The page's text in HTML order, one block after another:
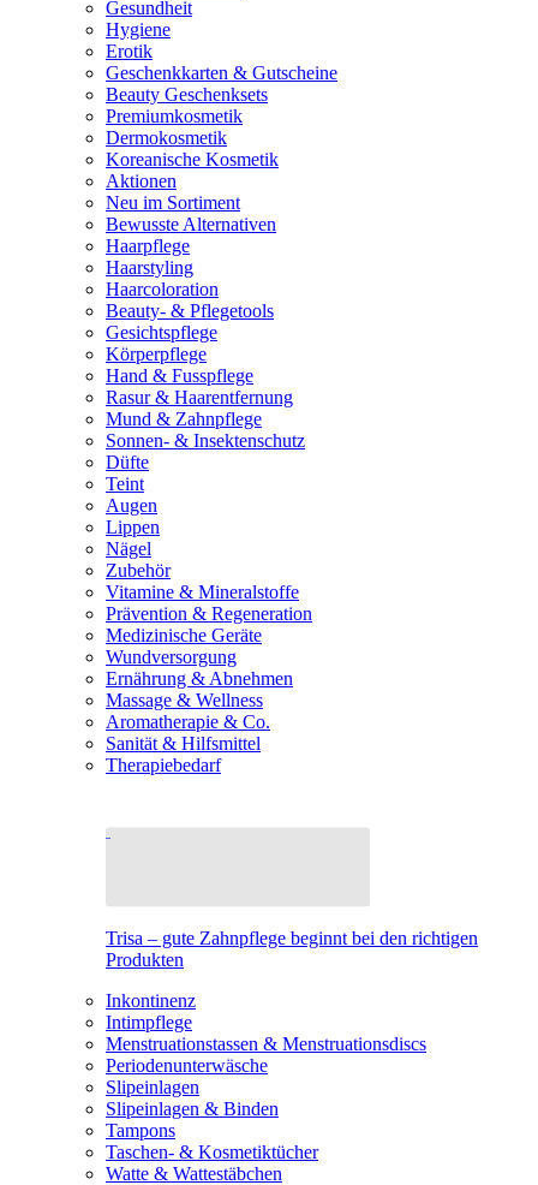
Gesundheit
Hygiene
Erotik
Geschenkkarten & Gutscheine
Beauty Geschenksets
Premiumkosmetik
Dermokosmetik
Koreanische Kosmetik
Aktionen
Neu im Sortiment
Bewusste Alternativen
Haarpflege
Haarstyling
Haarcoloration
Beauty- & Pflegetools
Gesichtspflege
Körperpflege
Hand & Fusspflege
Rasur & Haarentfernung
Mund & Zahnpflege
Sonnen- & Insektenschutz
Düfte
Teint
Augen
Lippen
Nägel
Zubehör
Vitamine & Mineralstoffe
Prävention & Regeneration
Medizinische Geräte
Wundversorgung
Ernährung & Abnehmen
Massage & Wellness
Aromatherapie & Co.
Sanität & Hilfsmittel
Therapiebedarf
Trisa – gute Zahnpflege beginnt bei den richtigen
Produkten
Inkontinenz
Intimpflege
Menstruationstassen & Menstruationsdiscs
Periodenunterwäsche
Slipeinlagen
Slipeinlagen & Binden
Tampons
Taschen- & Kosmetiktücher
Watte & Wattestäbchen